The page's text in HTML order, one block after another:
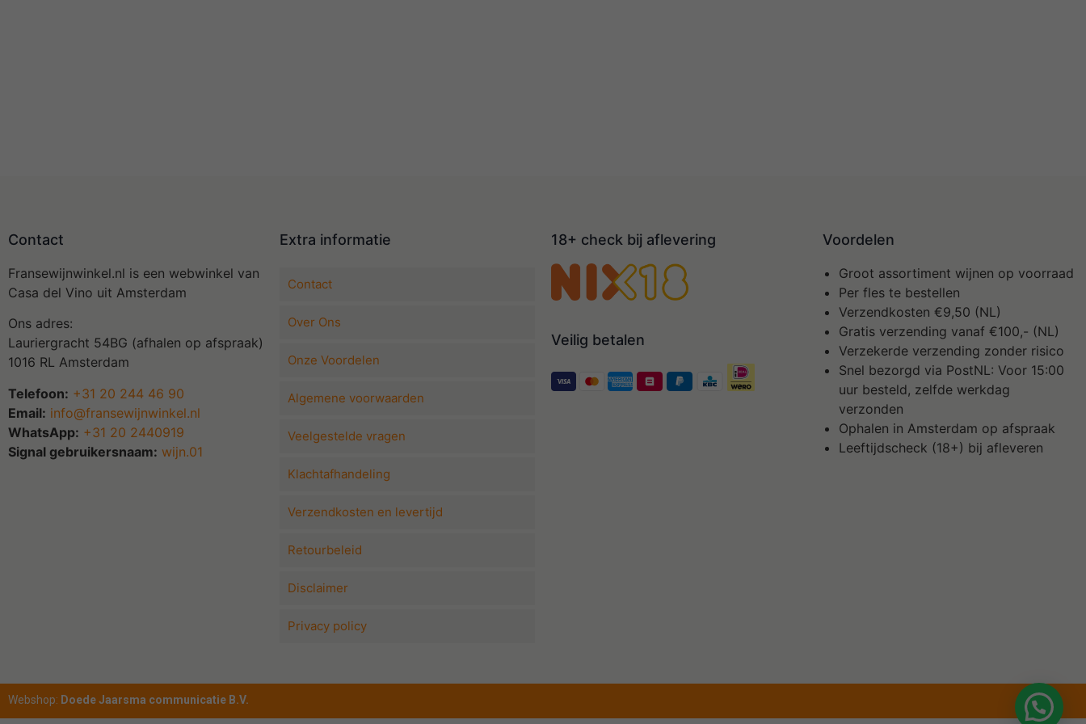
Contact
Fransewijnwinkel.nl is een webwinkel van
Casa del Vino uit Amsterdam
Ons adres:
Lauriergracht 54BG (afhalen op afspraak)
1016 RL Amsterdam
Telefoon: +31 20 244 46 90
Email: info@fransewijnwinkel.nl
WhatsApp: +31 20 2440919
Signal gebruikersnaam: wijn.01
Extra informatie
Contact
Over Ons
Onze Voordelen
Algemene voorwaarden
Veelgestelde vragen
Klachtafhandeling
Verzendkosten en levertijd
Retourbeleid
Disclaimer
Privacy policy
18+ check bij aflevering
Veilig betalen
Voordelen
Groot assortiment wijnen op voorraad
Per fles te bestellen
Verzendkosten €9,50 (NL)
Gratis verzending vanaf €100,- (NL)
Verzekerde verzending zonder risico
Snel bezorgd via PostNL: Voor 15:00
uur besteld, zelfde werkdag
verzonden
Ophalen in Amsterdam op afspraak
Leeftijdscheck (18+) bij afleveren
Webshop: Doede Jaarsma communicatie B.V.